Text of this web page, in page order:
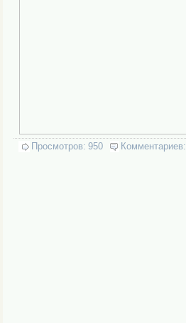
Просмотров: 950 Комментариев: